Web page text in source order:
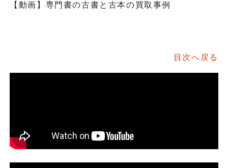
【動画】専門書の古書と古本の買取事例
目次へ戻る